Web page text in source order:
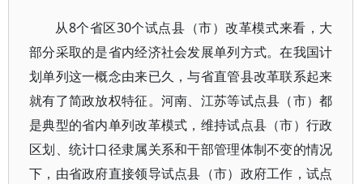
从8个省区30个试点县（市）改革模式来看，大
部分采取的是省内经济社会发展单列方式。在我国计
划单列这一概念由来已久，与省直管县改革联系起来
就有了简政放权特征。河南、江苏等试点县（市）都
是典型的省内单列改革模式，维持试点县（市）行政
区划、统计口径隶属关系和干部管理体制不变的情况
下，由省政府直接领导试点县（市）政府工作，试点